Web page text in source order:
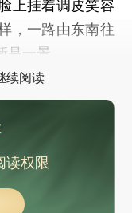
上挂着调皮笑容
，一路由东南往
一景。
续阅读
读权限